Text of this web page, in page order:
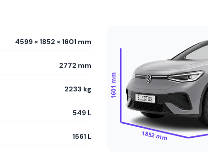
4599 × 1852 × 1601 mm
2772 mm
2233 kg
549 L
1561 L
1601 mm
1852 mm